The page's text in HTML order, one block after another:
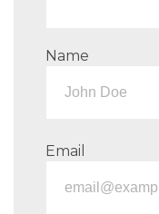
Name
Email